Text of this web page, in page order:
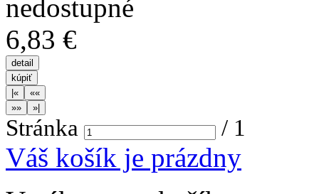
6,83 €
Stránka / 1
Váš košík je prázdny